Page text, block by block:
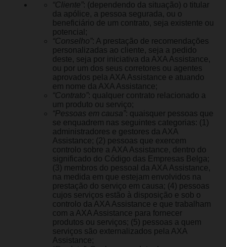
“Cliente”: (dependendo da situação) o titular
da apólice, a pessoa segurada, ou o
beneficiário de um contrato, seja existente ou
potencial;
“Conselho”: A prestação de recomendações
personalizadas ao cliente, seja a pedido
deste, seja por iniciativa da AXA Assistance,
ou por um dos seus corretores ou agentes
aprovados pela AXA Assistance e atuando
em nome da AXA Assistance;
“Contrato”: qualquer contrato relacionado a
um produto ou serviço;
“Pessoas em causa”: quaisquer pessoas que
se enquadrem nas seguintes categorias: (1)
administradores e gestores da AXA
Assistance; (2) pessoas que exercem
controlo sobre a AXA Assistance, dentro do
significado do Código das Empresas Belga;
(3) membros do pessoal da AXA Assistance,
na medida em que estejam envolvidos na
prestação do serviço em causa; (4) pessoas
cujos serviços estão à disposição e sob o
controlo da AXA Assistance e que trabalham
com a AXA Assistance para fornecer
produtos ou serviços; (5) pessoas a quem
serviços são externalizados pela AXA
Assistance;